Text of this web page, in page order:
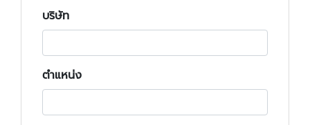
บริษัท
ตำแหน่ง